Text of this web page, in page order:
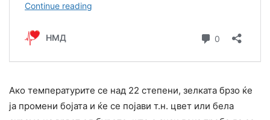
Ако температурите се над 22 степени, зелката брзо ќе
ја промени бојата и ќе се појави т.н. цвет или бела